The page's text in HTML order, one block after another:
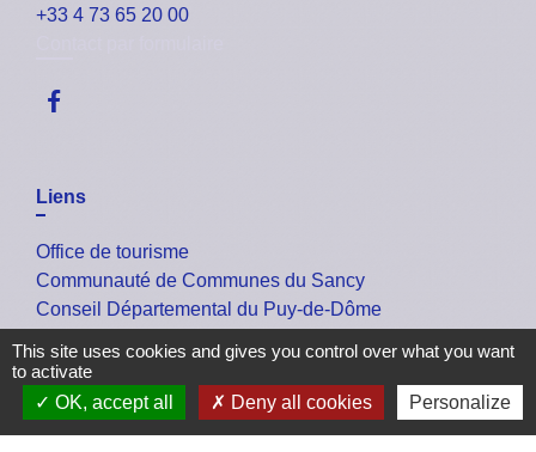
+33 4 73 65 20 00
Liens
Office de tourisme
Communauté de Communes du Sancy
Conseil Départemental du Puy-de-Dôme
Les Services de l'Etat dans le Puy-de-Dôme
Mentions légales - Politique de confidentialité -
This site uses cookies and gives you control over what you want
to activate
OK, accept all
Deny all cookies Personalize